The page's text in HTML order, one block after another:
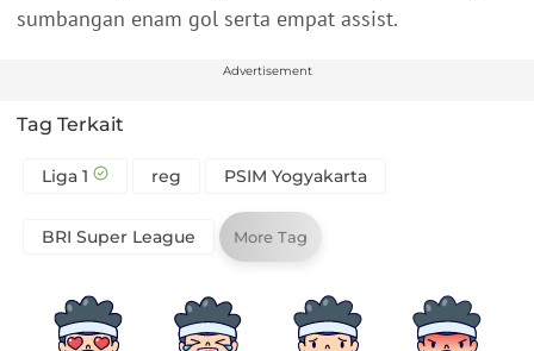
sumbangan enam gol serta empat assist.
Advertisement
Tag Terkait
Liga 1 reg PSIM Yogyakarta
BRI Super League More Tag